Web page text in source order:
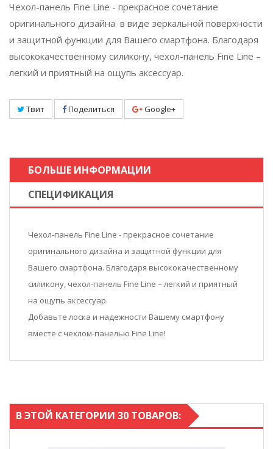
Чехол-панель Fine Line - прекрасное сочетание
оригинального дизайна в виде зеркальной поверхности
и защитной функции для Вашего смартфона. Благодаря
высококачественному силикону, чехол-панель Fine Line –
легкий и приятный на ощупь аксессуар.
Твит Поделиться Google+
БОЛЬШЕ ИНФОРМАЦИИ
СПЕЦИФИКАЦИЯ
Чехол-панель Fine Line - прекрасное сочетание
оригинального дизайна и защитной функции для
Вашего смартфона. Благодаря высококачественному
силикону, чехол-панель Fine Line – легкий и приятный
на ощупь аксессуар.
Добавьте лоска и надежности Вашему смартфону
вместе с чехлом-панелью Fine Line!
В ЭТОЙ КАТЕГОРИИ 30 ТОВАРОВ: